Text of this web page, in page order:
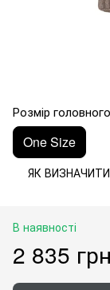
Розмір
One Size
ЯК
В наявності
2 835 грн